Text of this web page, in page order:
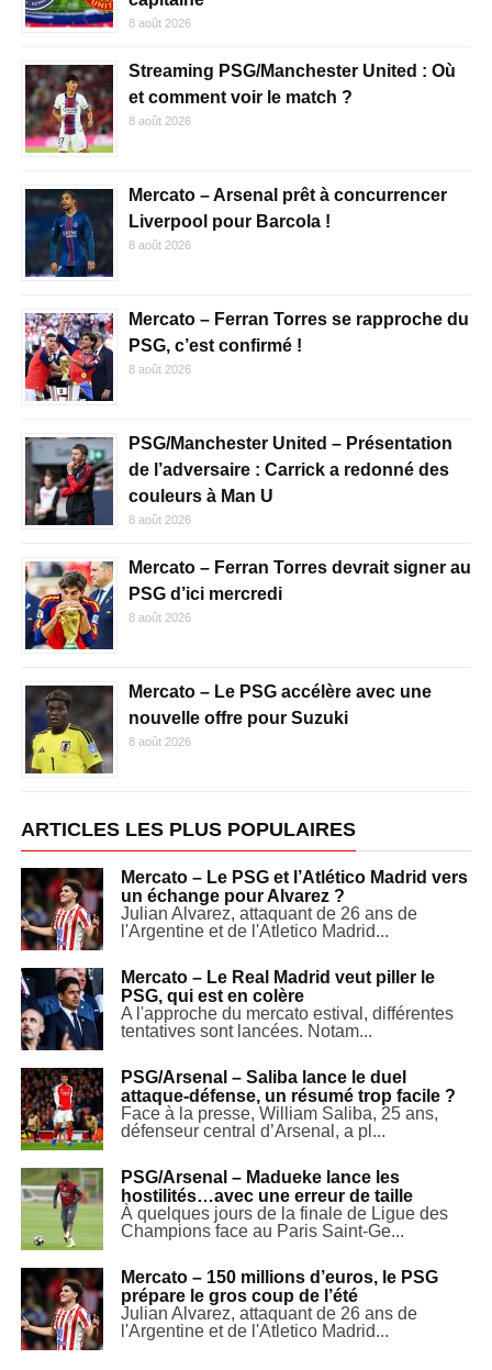
8 août 2026
Streaming PSG/Manchester United : Où
et comment voir le match ?
8 août 2026
Mercato – Arsenal prêt à concurrencer
Liverpool pour Barcola !
8 août 2026
Mercato – Ferran Torres se rapproche du
PSG, c’est confirmé !
8 août 2026
PSG/Manchester United – Présentation
de l’adversaire : Carrick a redonné des
couleurs à Man U
8 août 2026
Mercato – Ferran Torres devrait signer au
PSG d’ici mercredi
8 août 2026
Mercato – Le PSG accélère avec une
nouvelle offre pour Suzuki
8 août 2026
ARTICLES LES PLUS POPULAIRES
Mercato – Le PSG et l’Atlético Madrid vers
un échange pour Alvarez ?
Julian Alvarez, attaquant de 26 ans de
l'Argentine et de l'Atletico Madrid...
Mercato – Le Real Madrid veut piller le
PSG, qui est en colère
A l'approche du mercato estival, différentes
tentatives sont lancées. Notam...
PSG/Arsenal – Saliba lance le duel
attaque-défense, un résumé trop facile ?
Face à la presse, William Saliba, 25 ans,
défenseur central d’Arsenal, a pl...
PSG/Arsenal – Madueke lance les
hostilités…avec une erreur de taille
À quelques jours de la finale de Ligue des
Champions face au Paris Saint-Ge...
Mercato – 150 millions d’euros, le PSG
prépare le gros coup de l’été
Julian Alvarez, attaquant de 26 ans de
l'Argentine et de l'Atletico Madrid...